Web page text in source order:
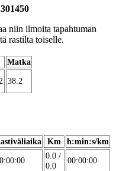
niin ilmoita tapahtuman
rastilta toiselle.
Matka
38.2
Km
h:min:s/km
0.0 /
0.0
00:00:00